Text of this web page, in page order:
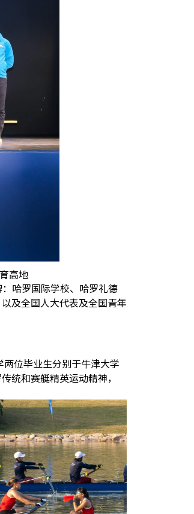
高地
哈罗国际学校、哈罗礼德
及全国人大代表及全国青年
两位毕业生分别于牛津大学
统和赛艇精英运动精神，